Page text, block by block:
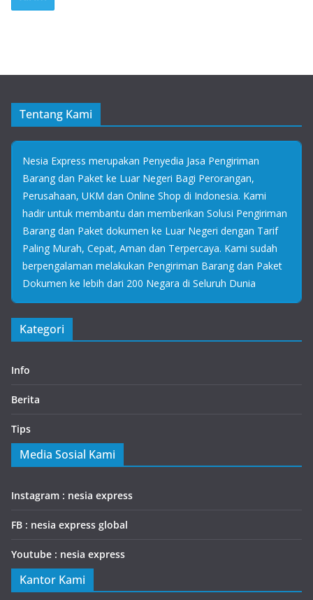
Tentang Kami
Nesia Express merupakan Penyedia Jasa Pengiriman
Barang dan Paket ke Luar Negeri Bagi Perorangan,
Perusahaan, UKM dan Online Shop di Indonesia. Kami
hadir untuk membantu dan memberikan Solusi Pengiriman
Barang dan Paket dokumen ke Luar Negeri dengan Tarif
Paling Murah, Cepat, Aman dan Terpercaya. Kami sudah
berpengalaman melakukan Pengiriman Barang dan Paket
Dokumen ke lebih dari 200 Negara di Seluruh Dunia
Kategori
Info
Berita
Tips
Media Sosial Kami
Instagram : nesia express
FB : nesia express global
Youtube : nesia express
Kantor Kami